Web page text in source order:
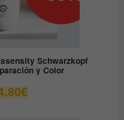
Schwarzkopf
y Color
€El
precio